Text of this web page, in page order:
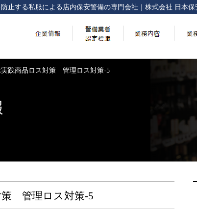
止する私服による店内保安警備の専門会社 株式会社 日本保
実践商品ロス対策 管理ロス対策-5
策 管理ロス対策-5